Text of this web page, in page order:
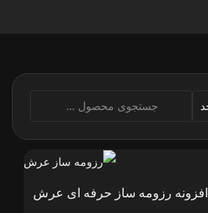
افزونه رزومه ساز حرفه ای عرش